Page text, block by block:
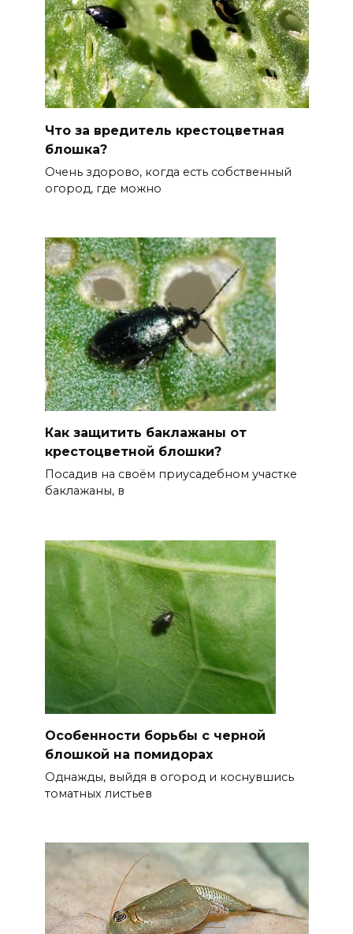
Что за вредитель крестоцветная
блошка?
Очень здорово, когда есть собственный
огород, где можно
Как защитить баклажаны от
крестоцветной блошки?
Посадив на своём приусадебном участке
баклажаны, в
Особенности борьбы с черной
блошкой на помидорах
Однажды, выйдя в огород и коснувшись
томатных листьев